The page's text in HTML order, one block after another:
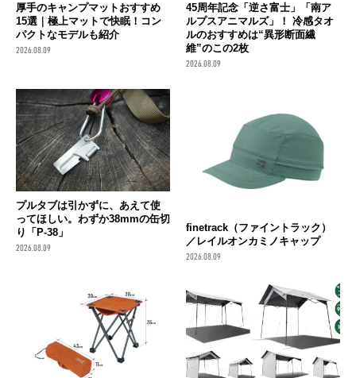
厚手のキャンプマットおすすめ
15選｜極上マットで快眠！コン
パクトなモデルも紹介
2026.08.09
45周年記念「逆さ富士」「南ア
ルプスアニマルズ」！ 冷感タオ
ルのおすすめは“異形断面繊
維”のこの2枚
2026.08.09
プルタブは引かずに、あえて使
ってほしい。わずか38mmの缶切
り「P-38」
2026.08.09
finetrack（ファイントラック）
／レイルオンカミノキャップ
2026.08.09